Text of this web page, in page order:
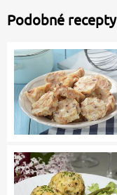
Podobné recepty